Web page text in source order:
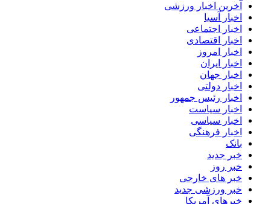
آخرین اخبار ورزشی
اخبار آسیا
اخبار اجتماعی
اخبار اقتصادی
اخبار امروز
اخبار ایران
اخبار جهان
اخبار دولتی
اخبار رئیس جمهور
اخبار سیاست
اخبار سیاسی
اخبار فرهنگی
بانک
خبر جدید
خبر روز
خبر های خارجی
خبر ورزشی جدید
خبرهای آمریکا